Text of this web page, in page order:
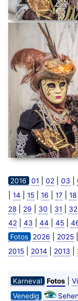
2016 01 02 03
14 15| 16 17 18
28| 29 30 31 32
42 43 44 45|
Fotos
2026 2025|
2015| 2014 2013
Karneval Fotos|
Venedig
Sehen